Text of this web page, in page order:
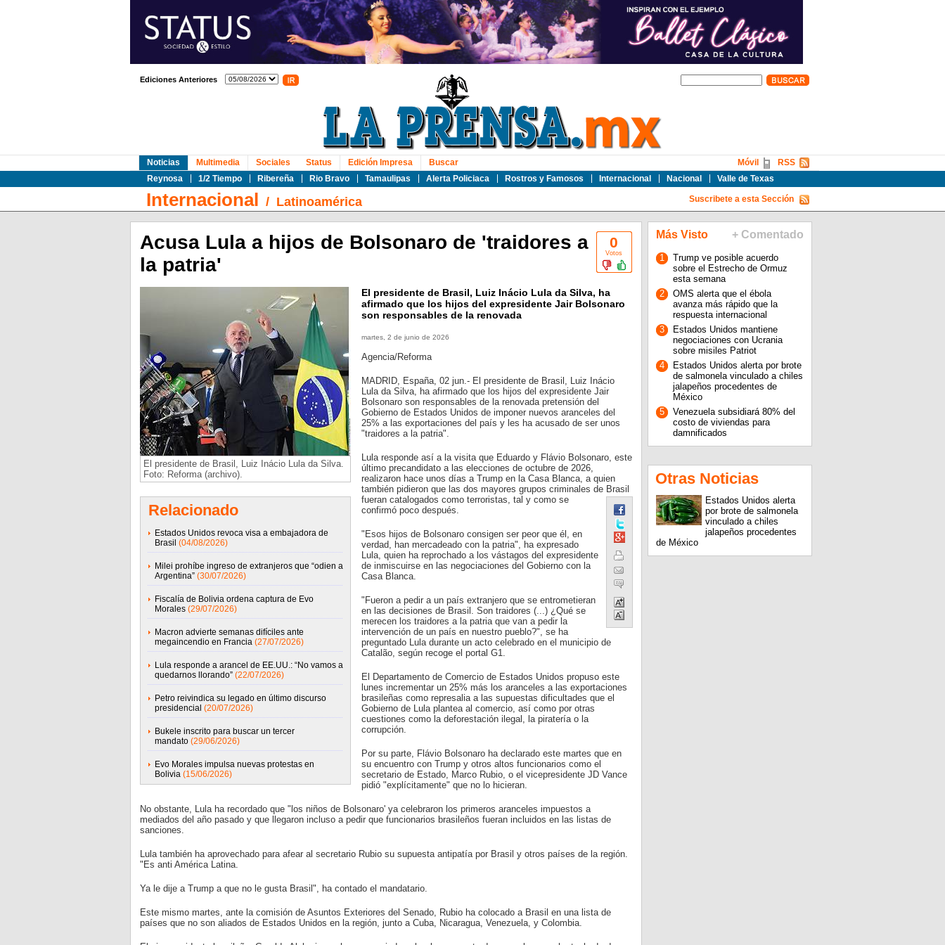
Ediciones Anteriores
Noticias
Reynosa
1/2 Tiempo Ribereña Rio Bravo Tamaulipas Alerta Policiaca Rostros y Famosos Internacional Nacional Valle de Texas
Multimedia Sociales Status Edición Impresa Buscar RSS
Móvil
Internacional / Latinoamérica Suscribete a esta Sección
0
Votos
Acusa Lula a hijos de Bolsonaro de 'traidores a
la patria'
El presidente de Brasil, Luiz Inácio Lula da Silva.
Foto: Reforma (archivo).
Relacionado
Estados Unidos revoca visa a embajadora de
Brasil (04/08/2026)
Milei prohíbe ingreso de extranjeros que “odien a
Argentina” (30/07/2026)
Fiscalía de Bolivia ordena captura de Evo
Morales (29/07/2026)
Macron advierte semanas difíciles ante
megaincendio en Francia (27/07/2026)
Lula responde a arancel de EE.UU.: “No vamos a
quedarnos llorando” (22/07/2026)
Petro reivindica su legado en último discurso
presidencial (20/07/2026)
Bukele inscrito para buscar un tercer
mandato (29/06/2026)
Evo Morales impulsa nuevas protestas en
Bolivia (15/06/2026)
El presidente de Brasil, Luiz Inácio Lula da Silva, ha
afirmado que los hijos del expresidente Jair Bolsonaro
son responsables de la renovada
martes, 2 de junio de 2026
Agencia/Reforma
MADRID, España, 02 jun.- El presidente de Brasil, Luiz Inácio
Lula da Silva, ha afirmado que los hijos del expresidente Jair
Bolsonaro son responsables de la renovada pretensión del
Gobierno de Estados Unidos de imponer nuevos aranceles del
25% a las exportaciones del país y les ha acusado de ser unos
"traidores a la patria".
Lula responde así a la visita que Eduardo y Flávio Bolsonaro, este
último precandidato a las elecciones de octubre de 2026,
realizaron hace unos días a Trump en la Casa Blanca, a quien
también pidieron que las dos mayores grupos criminales de Brasil
fueran catalogados como terroristas, tal y como se
confirmó poco después.
"Esos hijos de Bolsonaro consigen ser peor que él, en
verdad, han mercadeado con la patria", ha expresado
Lula, quien ha reprochado a los vástagos del expresidente
de inmiscuirse en las negociaciones del Gobierno con la
Casa Blanca.
"Fueron a pedir a un país extranjero que se entrometieran
en las decisiones de Brasil. Son traidores (...) ¿Qué se
merecen los traidores a la patria que van a pedir la
intervención de un país en nuestro pueblo?", se ha
preguntado Lula durante un acto celebrado en el municipio de
Catalão, según recoge el portal G1.
El Departamento de Comercio de Estados Unidos propuso este
lunes incrementar un 25% más los aranceles a las exportaciones
brasileñas como represalia a las supuestas dificultades que el
Gobierno de Lula plantea al comercio, así como por otras
cuestiones como la deforestación ilegal, la piratería o la
corrupción.
Por su parte, Flávio Bolsonaro ha declarado este martes que en
su encuentro con Trump y otros altos funcionarios como el
secretario de Estado, Marco Rubio, o el vicepresidente JD Vance
pidió "explícitamente" que no lo hicieran.
No obstante, Lula ha recordado que "los niños de Bolsonaro' ya celebraron los primeros aranceles impuestos a
mediados del año pasado y que llegaron incluso a pedir que funcionarios brasileños fueran incluidos en las listas de
sanciones.
Lula también ha aprovechado para afear al secretario Rubio su supuesta antipatía por Brasil y otros países de la región.
"Es anti América Latina.
Ya le dije a Trump a que no le gusta Brasil", ha contado el mandatario.
Este mismo martes, ante la comisión de Asuntos Exteriores del Senado, Rubio ha colocado a Brasil en una lista de
países que no son aliados de Estados Unidos en la región, junto a Cuba, Nicaragua, Venezuela, y Colombia.
Más Visto + Comentado
1
Trump ve posible acuerdo
sobre el Estrecho de Ormuz
esta semana
2
OMS alerta que el ébola
avanza más rápido que la
respuesta internacional
3
Estados Unidos mantiene
negociaciones con Ucrania
sobre misiles Patriot
4
Estados Unidos alerta por brote
de salmonela vinculado a chiles
jalapeños procedentes de
México
5
Venezuela subsidiará 80% del
costo de viviendas para
damnificados
Otras Noticias
Estados Unidos alerta
por brote de salmonela
vinculado a chiles
jalapeños procedentes
de México